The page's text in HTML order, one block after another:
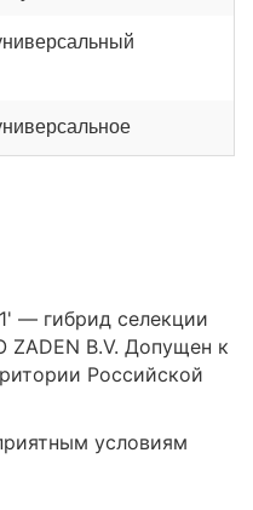
— гибрид селекции
ZADEN B.V. Допущен к
Российской
условиям